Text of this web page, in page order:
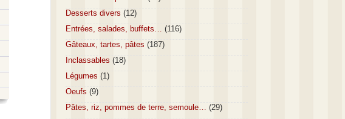
Desserts divers (12)
Entrées, salades, buffets… (116)
Gâteaux, tartes, pâtes (187)
Inclassables (18)
Légumes (1)
Oeufs (9)
Pâtes, riz, pommes de terre, semoule… (29)